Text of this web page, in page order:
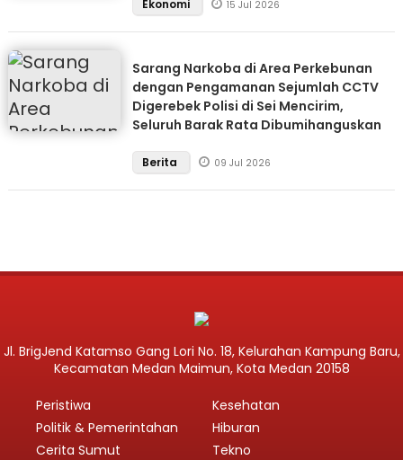
Ekonomi 15 Jul 2026
Sarang Narkoba di Area Perkebunan
dengan Pengamanan Sejumlah CCTV
Digerebek Polisi di Sei Mencirim,
Seluruh Barak Rata Dibumihanguskan
Berita 09 Jul 2026
Jl. BrigJend Katamso Gang Lori No. 18, Kelurahan Kampung Baru,
Kecamatan Medan Maimun, Kota Medan 20158
Peristiwa
Politik & Pemerintahan
Cerita Sumut
Kesehatan
Hiburan
Tekno